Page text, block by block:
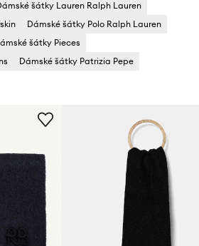
šátky Lauren Ralph Lauren
Dámské šátky Polo Ralph Lauren
šátky Pieces
Dámské šátky Patrizia Pepe